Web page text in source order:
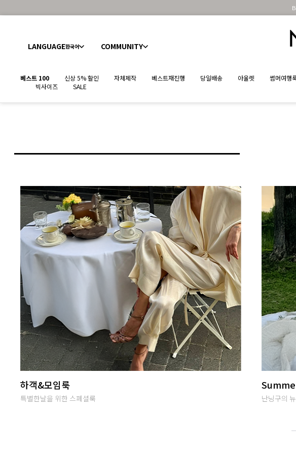
LANGUAGE한국어 COMMUNITY
베스트 100 신상 5% 할인 자체제작 베스트재진행 당일배송 아울렛 썸머여행
빅사이즈
SALE
난닝구 라이브방송
단골맺고 득템하세요
썸머여
편안하면서